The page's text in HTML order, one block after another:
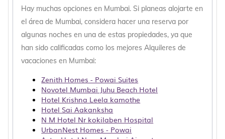
Hay muchas opciones en Mumbai. Si planeas alojarte en
el área de Mumbai, considera hacer una reserva por
algunas noches en una de estas propiedades, ya que
han sido calificadas como los mejores Alquileres de
vacaciones en Mumbai:
Zenith Homes - Powai Suites
Novotel Mumbai Juhu Beach Hotel
Hotel Krishna Leela kamothe
Hotel Sai Aakanksha
N M Hotel Nr kokilaben Hospital
UrbanNest Homes - Powai